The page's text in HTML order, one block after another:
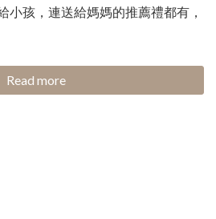
小孩，連送給媽媽的推薦禮都有，
Read more